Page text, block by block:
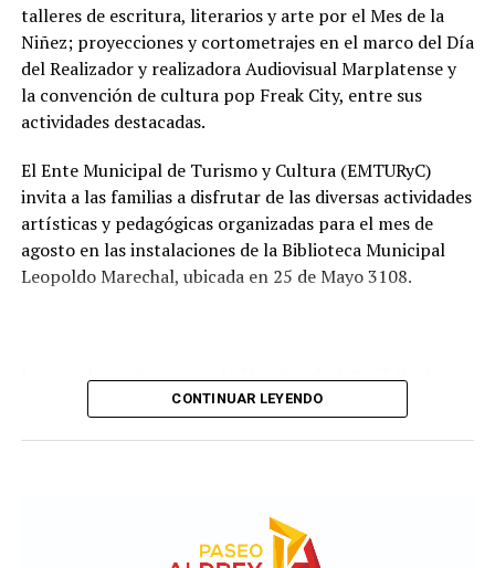
Tras la apertura de sobres, el expediente continuará su
recorrido administrativo con la intervención de la
Comisión de Estudio de Ofertas y Adjudicación, que
tendrá a su cargo la evaluación de las propuestas
obra.
talleres de escritura, literarios y arte por el Mes de la
Niñez; proyecciones y cortometrajes en el marco del Día
del Realizador y realizadora Audiovisual Marplatense y
la convención de cultura pop Freak City, entre sus
actividades destacadas.
El Ente Municipal de Turismo y Cultura (EMTURyC)
invita a las familias a disfrutar de las diversas actividades
artísticas y pedagógicas organizadas para el mes de
agosto en las instalaciones de la Biblioteca Municipal
Leopoldo Marechal, ubicada en 25 de Mayo 3108.
Culturales”, a cargo del grupo Cul Mardel, que se podrá
visitar del 3 al 14 de agosto de manera gratuita.
10 a 12 en la Biblioteca de Autores Marplatenses,
ubicada en el primer piso del edificio.
CONTINUAR LEYENDO